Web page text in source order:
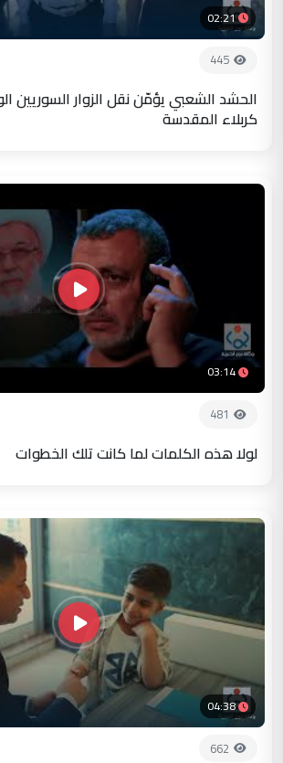
02:21
445
الحشد الشعبي يؤمّن نقل الزوار السوريين
كربلاء المقدسة
03:14
481
لولا هذه الكلمات لما كانت تلك الخطوات
04:38
662